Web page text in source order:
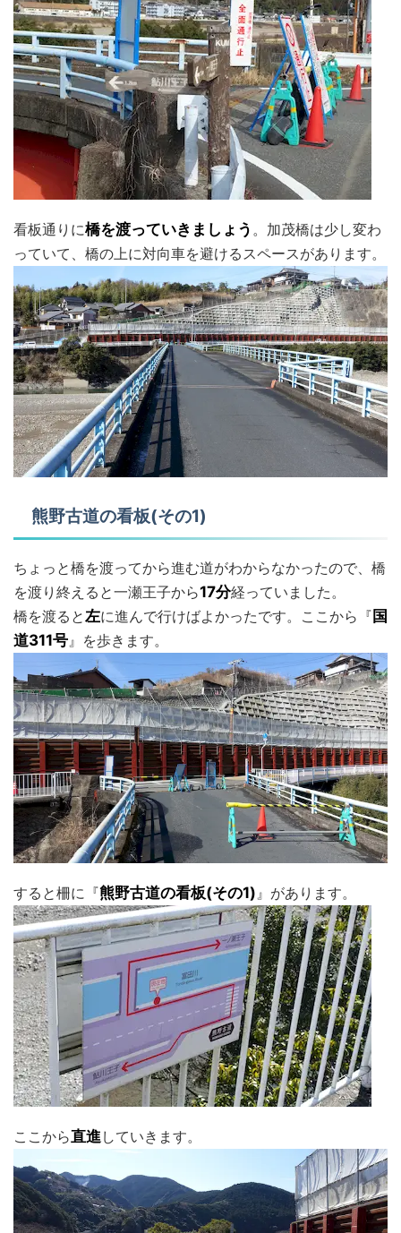
看板通りに橋を渡っていきましょう 。加茂橋は少し変わ
っていて、橋の上に対向車を避けるスペースがあります。
熊野古道の看板(その1)
ちょっと橋を渡ってから進む道がわからなかったので、橋
を渡り終えると一瀬王子から17分経っていました。
橋を渡ると左に進んで行けばよかったです。ここから『 国
道311号 』を歩きます。
すると柵に『熊野古道の看板(その1) 』があります。
ここから直進 していきます。